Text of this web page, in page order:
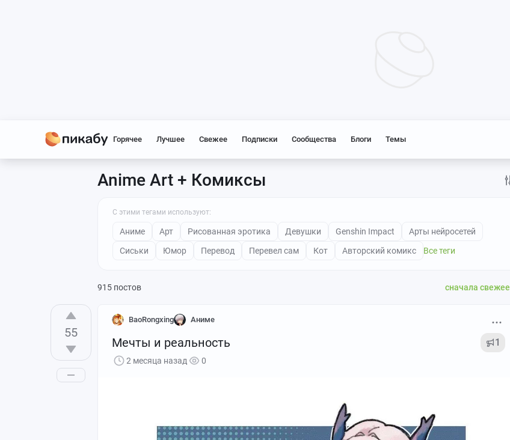
Горячее Лучшее Свежее Подписки Сообщества Блоги Темы
Anime Art + Комиксы
С этими тегами используют:
Аниме Арт Рисованная эротика Девушки Genshin Impact
Арты нейросетей
Сиськи
Юмор Перевод Перевел сам Кот Авторский комикс Все теги
915 постов сначала свежее
55
BaoRongxing Аниме
Мечты и реальность 1
2 месяца назад 0